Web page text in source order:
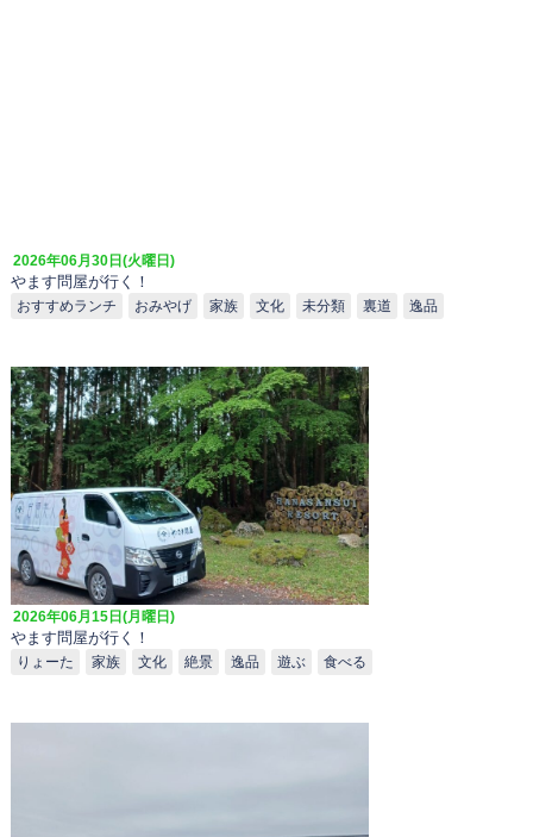
2026年06月30日(火曜日)
やます問屋が行く！
おすすめランチ おみやげ 家族 文化 未分類 裏道 逸品
2026年06月15日(月曜日)
やます問屋が行く！
りょーた 家族 文化 絶景 逸品 遊ぶ 食べる